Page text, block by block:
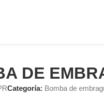
DE
Categoría: Bomba de